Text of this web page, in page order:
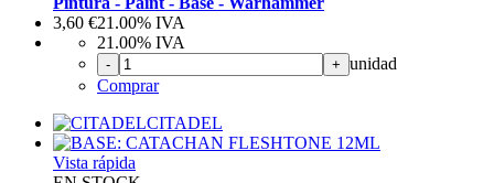
3,60 €21.00% IVA
21.00% IVA
- + unidad
Comprar
CITADEL
Vista rápida